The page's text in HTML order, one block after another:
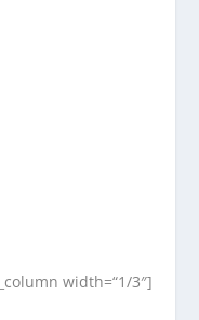
width=“1/3″]